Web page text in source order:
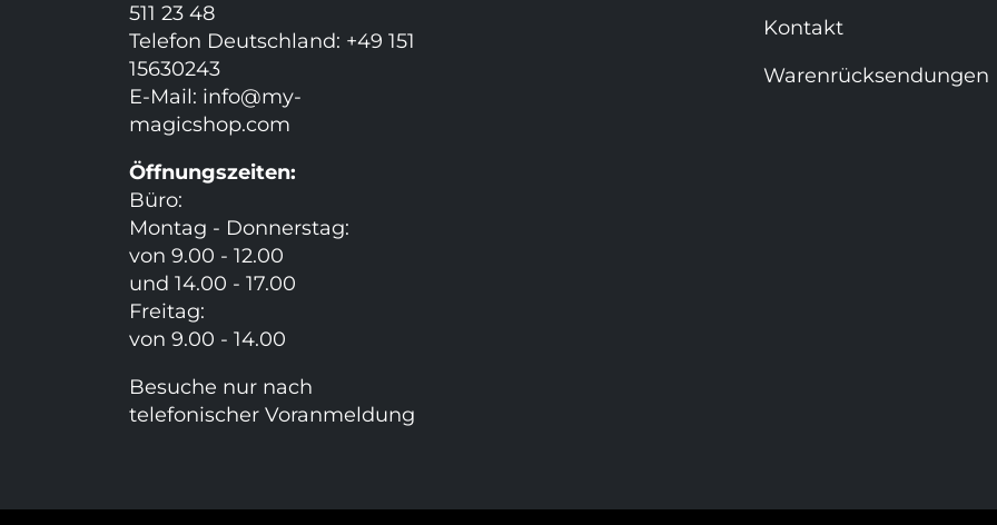
511 23 48
Telefon Deutschland: +49 151
15630243
E-Mail: info@my-
magicshop.com
Öffnungszeiten:
Büro:
Montag - Donnerstag:
von 9.00 - 12.00
und 14.00 - 17.00
Freitag:
von 9.00 - 14.00
Besuche nur nach
telefonischer Voranmeldung
Kontakt
Warenrücksendungen